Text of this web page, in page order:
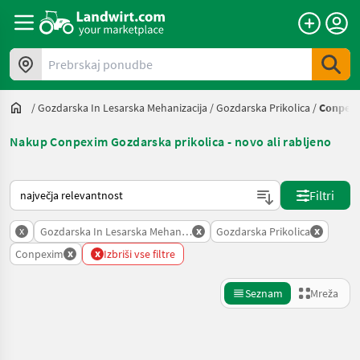
Prebrskaj ponudbe
/Gozdarska In Lesarska Mehanizacija /Gozdarska Prikolica /
Nakup Conpexim Gozdarska prikolica - novo ali rabljeno
Tako je razvrščeno na Landwirt.com
Filtri
x Gozdarska In Lesarska Mehanizacija
x Gozdarska Prikolica x
Conpexim x x Izbriši vse filtre
Seznam Mreža